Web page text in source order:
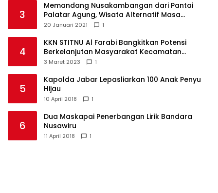
3
Memandang Nusakambangan dari Pantai
Palatar Agung, Wisata Alternatif Masa
Pandemi
20 Januari 2021 1
4
KKN STITNU Al Farabi Bangkitkan Potensi
Berkelanjutan Masyarakat Kecamatan
Langkaplancar
3 Maret 2023 1
5
Kapolda Jabar Lepasliarkan 100 Anak Penyu
Hijau
10 April 2018 1
6
Dua Maskapai Penerbangan Lirik Bandara
Nusawiru
11 April 2018 1